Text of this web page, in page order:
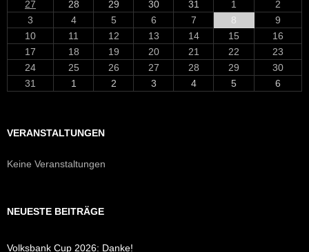
27
28 29 30 31 1
2
3
4 5 6 7 8
9
10
11 12 13 14 15
16
17
18 19 20 21 22
23
24
25 26 27 28 29
30
31
1 2 3 4 5 6
VERANSTALTUNGEN
Keine Veranstaltungen
NEUESTE BEITRÄGE
Volksbank Cup 2026: Danke!